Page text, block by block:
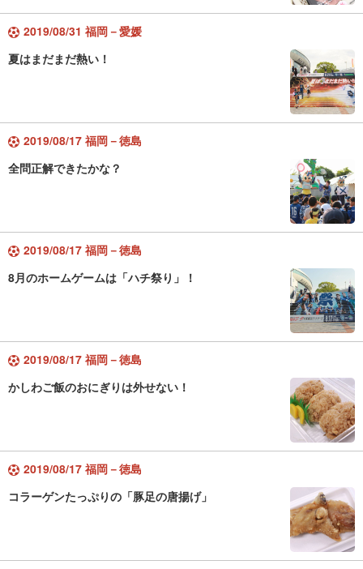
2019/08/31 福岡－愛媛
夏はまだまだ熱い！
2019/08/17 福岡－徳島
全問正解できたかな？
2019/08/17 福岡－徳島
8月のホームゲームは「ハチ祭り」！
2019/08/17 福岡－徳島
かしわご飯のおにぎりは外せない！
2019/08/17 福岡－徳島
コラーゲンたっぷりの「豚足の唐揚げ」